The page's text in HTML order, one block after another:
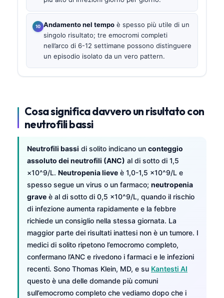
Andamento nel tempo è spesso più utile di un
singolo risultato; tre emocromi completi
nell’arco di 6-12 settimane possono distinguere
un episodio isolato da un vero pattern.
Cosa significa davvero un risultato con
neutrofili bassi
Neutrofili bassi di solito indicano un conteggio
assoluto dei neutrofili (ANC) al di sotto di 1,5
×10^9/L. Neutropenia lieve è 1,0-1,5 ×10^9/L e
spesso segue un virus o un farmaco; neutropenia
grave è al di sotto di 0,5 ×10^9/L, quando il rischio
di infezione aumenta rapidamente e la febbre
richiede un consiglio nella stessa giornata. La
maggior parte dei risultati inattesi non è un tumore. I
medici di solito ripetono l’emocromo completo,
confermano l’ANC e rivedono i farmaci e le infezioni
recenti. Sono Thomas Klein, MD, e su Kantesti AI
questo è una delle domande più comuni
sull’emocromo completo che vediamo dopo che i